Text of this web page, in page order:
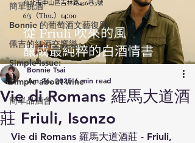
簡單挑酒
Bonnie 的葡萄酒文藝復興
佩吉的紅酒交響樂
Simple Issue:
Simple about wine
簡單品酒會
Vie di Romans 羅馬大道酒
莊 Friuli, Isonzo
Bonnie Tsai
Jun 26, 2025 6 min read
Vie di Romans 羅馬大道酒莊 - Friuli,